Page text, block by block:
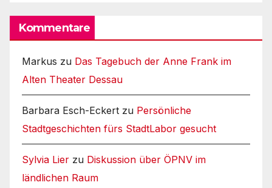
Kommentare
Markus zu Das Tagebuch der Anne Frank im
Alten Theater Dessau
Barbara Esch-Eckert zu Persönliche
Stadtgeschichten fürs StadtLabor gesucht
Sylvia Lier zu Diskussion über ÖPNV im
ländlichen Raum